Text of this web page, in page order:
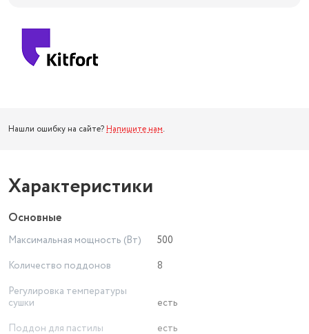
Нашли ошибку на сайте? Напишите нам.
Характеристики
Основные
Максимальная мощность (Вт)
500
Количество поддонов
8
Регулировка температуры
сушки
есть
Поддон для пастилы
есть